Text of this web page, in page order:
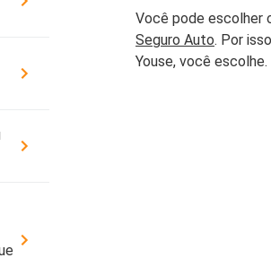
DÚVIDAS FREQUENTES
Você pode escolher
Seguro Auto. Por
Youse, você escolhe.